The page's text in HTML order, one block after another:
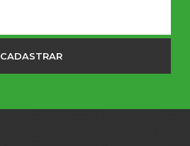
CADASTRAR